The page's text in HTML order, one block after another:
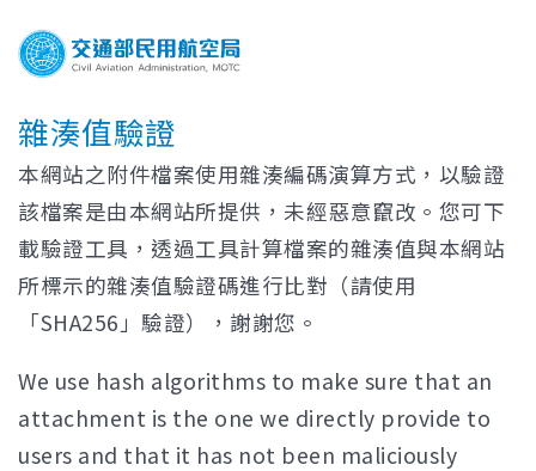
雜湊值驗證
本網站之附件檔案使用雜湊編碼演算方式，以驗證
該檔案是由本網站所提供，未經惡意竄改。您可下
載驗證工具，透過工具計算檔案的雜湊值與本網站
所標示的雜湊值驗證碼進行比對（請使用
「SHA256」驗證），謝謝您。
We use hash algorithms to make sure that an
attachment is the one we directly provide to
users and that it has not been maliciously